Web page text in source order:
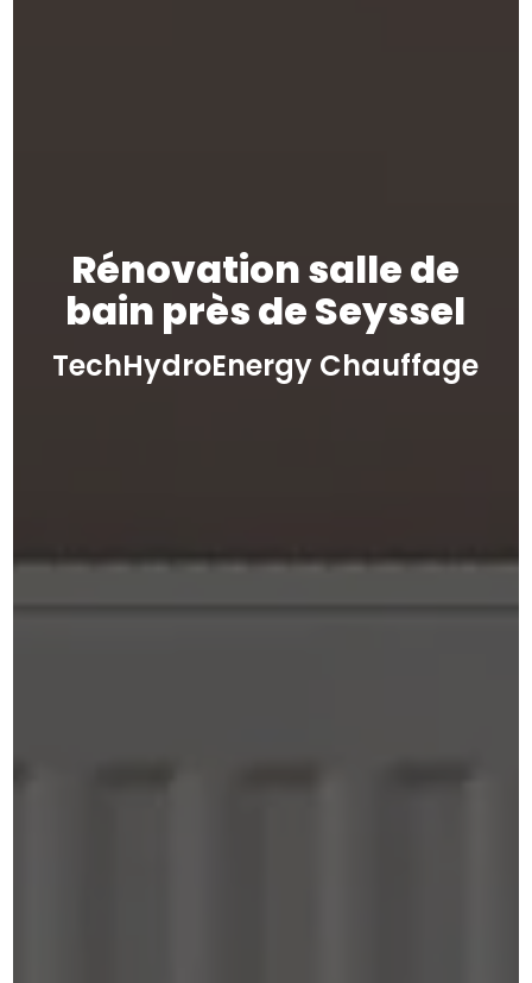
Rénovation salle de
bain près de Seyssel
TechHydroEnergy Chauffage